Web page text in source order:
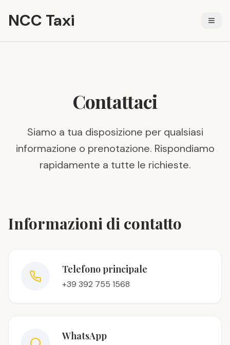
NCC Taxi
Contattaci
Siamo a tua disposizione per qualsiasi
informazione o prenotazione. Rispondiamo
rapidamente a tutte le richieste.
Informazioni di contatto
Telefono principale
+39 392 755 1568
WhatsApp